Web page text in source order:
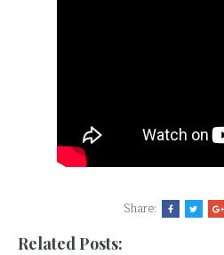
Share:
Related Posts: